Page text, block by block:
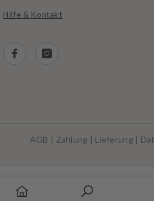
Hilfe & Kontakt
AGB | Zahlung | Lieferung |